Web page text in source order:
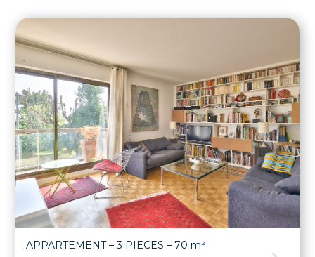
APPARTEMENT – 3 PIECES – 70 m²